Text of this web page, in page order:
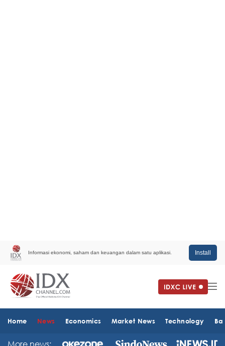
Informasi ekonomi, saham dan keuangan dalam satu aplikasi. Install
Home News Economics Market News Technology
More news: